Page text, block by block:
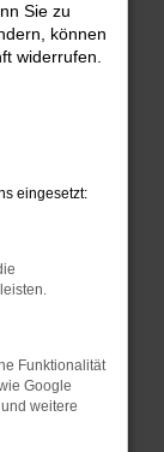
Sie zu
können
widerrufen.
eingesetzt:
Funktionalität
Google
weitere